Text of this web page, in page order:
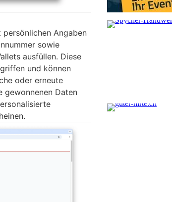
Angaben
sowie
ausfüllen. Diese
und können
oder erneute
gewonnenen Daten